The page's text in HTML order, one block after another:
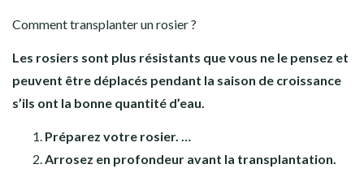
Comment transplanter un rosier ?
Les rosiers sont plus résistants que vous ne le pensez et
peuvent être déplacés pendant la saison de croissance
s’ils ont la bonne quantité d’eau.
Préparez votre rosier. …
Arrosez en profondeur avant la transplantation.